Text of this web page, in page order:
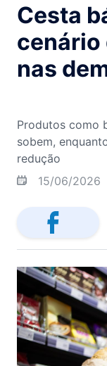
Cesta
cenário
nas
Produtos como
sobem,
redução
15/06/2026